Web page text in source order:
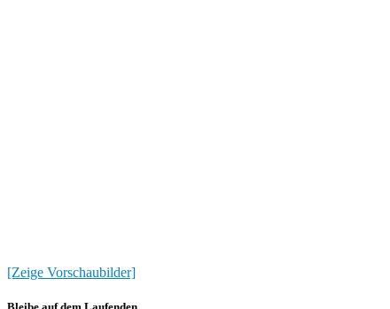
[Zeige Vorschaubilder]